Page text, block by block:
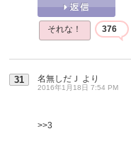
それな！ 376
31 名無しだＪ より
2016年1月18日 7:54 PM
>>3